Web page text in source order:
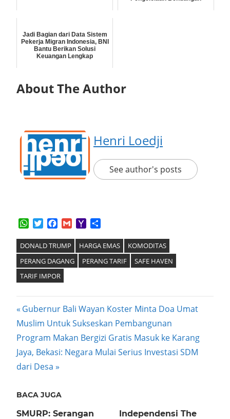
Jadi Bagian dari Data Sistem
Pekerja Migran Indonesia, BNI
Bantu Berikan Solusi
Keuangan Lengkap
About The Author
Henri Loedji
See author's posts
WhatsApp
TwitterFacebook
GmailYahoo
DONALD TRUMP HARGA EMAS
KOMODITAS
PERANG DAGANG
PERANG TARIF
SAFE HAVEN
TARIF IMPOR
Post
navigation
Previous
Post:
Gubernur Bali Wayan Koster Minta Doa Umat
Muslim Untuk Sukseskan Pembangunan
Next
Post:
Program Makan Bergizi Gratis Masuk ke Karang
Jaya, Bekasi: Negara Mulai Serius Investasi SDM
dari Desa
BACA JUGA
SMURP: Serangan
Independensi The